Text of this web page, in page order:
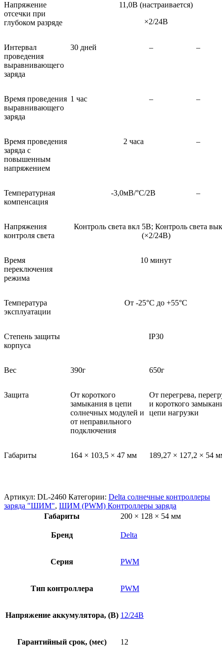
Напряжение
отсечки при
глубоком разряде
11,0В (настраивается)
×2/24В
Интервал
проведения
выравнивающего
заряда
30 дней – –
Время проведения
выравнивающего
заряда
1 час – –
Время проведения
заряда с
повышенным
напряжением
2 часа –
Температурная
компенсация
-3,0мВ/°С/2В –
Напряжения
контроля света
Контроль света вкл 5В; Контроль света
(×2/24В)
Время
переключения
режима
10 минут
Температура
эксплуатации
От -25°С до +55°С
Степень защиты
корпуса
IP30
Вес 390г 650г
Защита
От короткого
замыкания в цепи
солнечных модулей и
от неправильного
подключения
От перегрева,
и короткого
цепи нагрузки
Габариты 164 × 103,5 × 47 мм 189,27 × 127,2 × 54
Артикул: DL-2460 Категории: Delta солнечные контроллеры
заряда "ШИМ", ШИМ (PWM) Контроллеры заряда
Габариты
200 × 128 × 54 мм
Бренд Delta
Серия PWM
Тип контроллера PWM
Напряжение аккумулятора, (В) 12/24В
Гарантийный срок, (мес) 12